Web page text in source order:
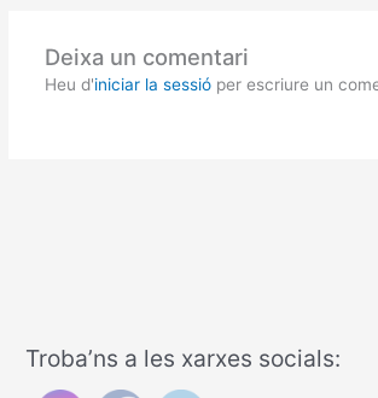
Deixa un comentari
Heu d'iniciar la sessióper escriure un
Troba’ns a les xarxes socials: